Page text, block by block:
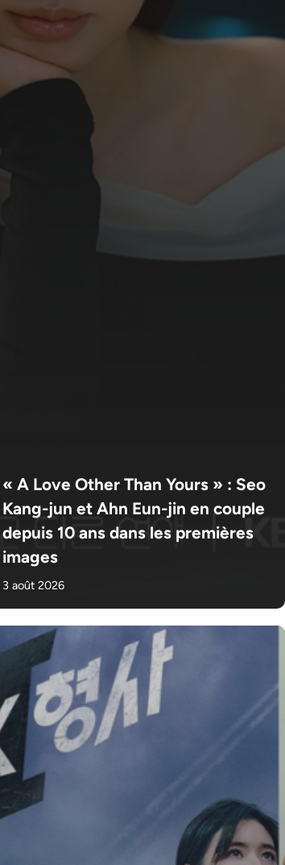
« A Love Other Than Yours » : Seo
Kang-jun et Ahn Eun-jin en couple
depuis 10 ans dans les premières
images
3 août 2026